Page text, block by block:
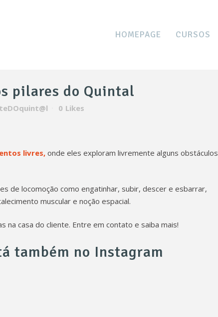
HOMEPAGE CURSOS
pilares do Quintal
0 Likes
livres, onde eles exploram livremente alguns obstáculos
de locomoção como engatinhar, subir, descer e esbarrar,
muscular e noção espacial.
na casa do cliente. Entre em contato e saiba mais!
também no Instagram